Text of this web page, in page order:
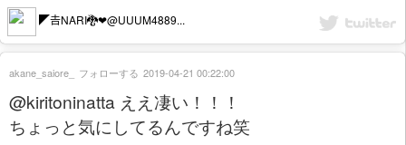
◤𠮷NARI🐉❤@UUUM4889...
@kiritoninatta ええ凄い！！！
ちょっと気にしてるんですね笑
akane_saiore_ フォローする 2019-04-21 00:22:00